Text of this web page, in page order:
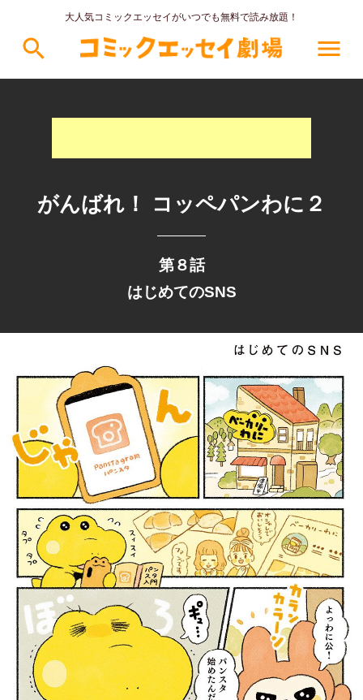
大人気コミックエッセイがいつでも無料で読み放題！
search menu
がんばれ！ コッペパンわに２
第８話
はじめてのSNS